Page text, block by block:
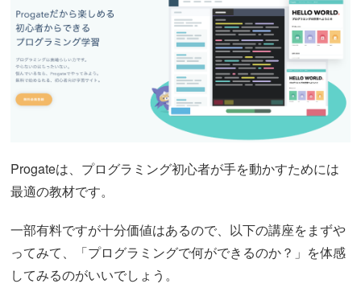
Progateは、プログラミング初心者が手を動かすためには
最適の教材です。
一部有料ですが十分価値はあるので、以下の講座をまずや
ってみて、「プログラミングで何ができるのか？」を体感
してみるのがいいでしょう。